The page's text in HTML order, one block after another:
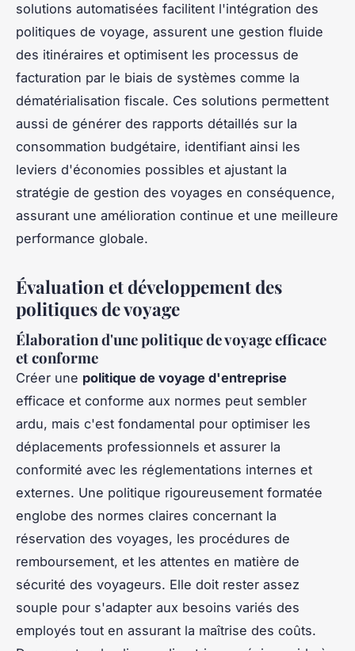
solutions automatisées facilitent l'intégration des
politiques de voyage, assurent une gestion fluide
des itinéraires et optimisent les processus de
facturation par le biais de systèmes comme la
dématérialisation fiscale. Ces solutions permettent
aussi de générer des rapports détaillés sur la
consommation budgétaire, identifiant ainsi les
leviers d'économies possibles et ajustant la
stratégie de gestion des voyages en conséquence,
assurant une amélioration continue et une meilleure
performance globale.
Évaluation et développement des
politiques de voyage
Élaboration d'une politique de voyage efficace
et conforme
Créer une politique de voyage d'entreprise
efficace et conforme aux normes peut sembler
ardu, mais c'est fondamental pour optimiser les
déplacements professionnels et assurer la
conformité avec les réglementations internes et
externes. Une politique rigoureusement formatée
englobe des normes claires concernant la
réservation des voyages, les procédures de
remboursement, et les attentes en matière de
sécurité des voyageurs. Elle doit rester assez
souple pour s'adapter aux besoins variés des
employés tout en assurant la maîtrise des coûts.